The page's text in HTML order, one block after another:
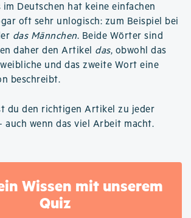
im Deutschen hat keine einfachen
oft sehr unlogisch: zum Beispiel bei
das Männchen. Beide Wörter sind
daher den Artikel das, obwohl das
und das zweite Wort eine
beschreibt.
du den richtigen Artikel zu jeder
auch wenn das viel Arbeit macht.
Wissen mit unserem
Quiz